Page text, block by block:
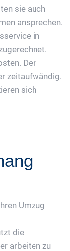
sie auch
ansprechen.
in
Der
zeitaufwändig.
sich
Umzug
die
arbeiten zu